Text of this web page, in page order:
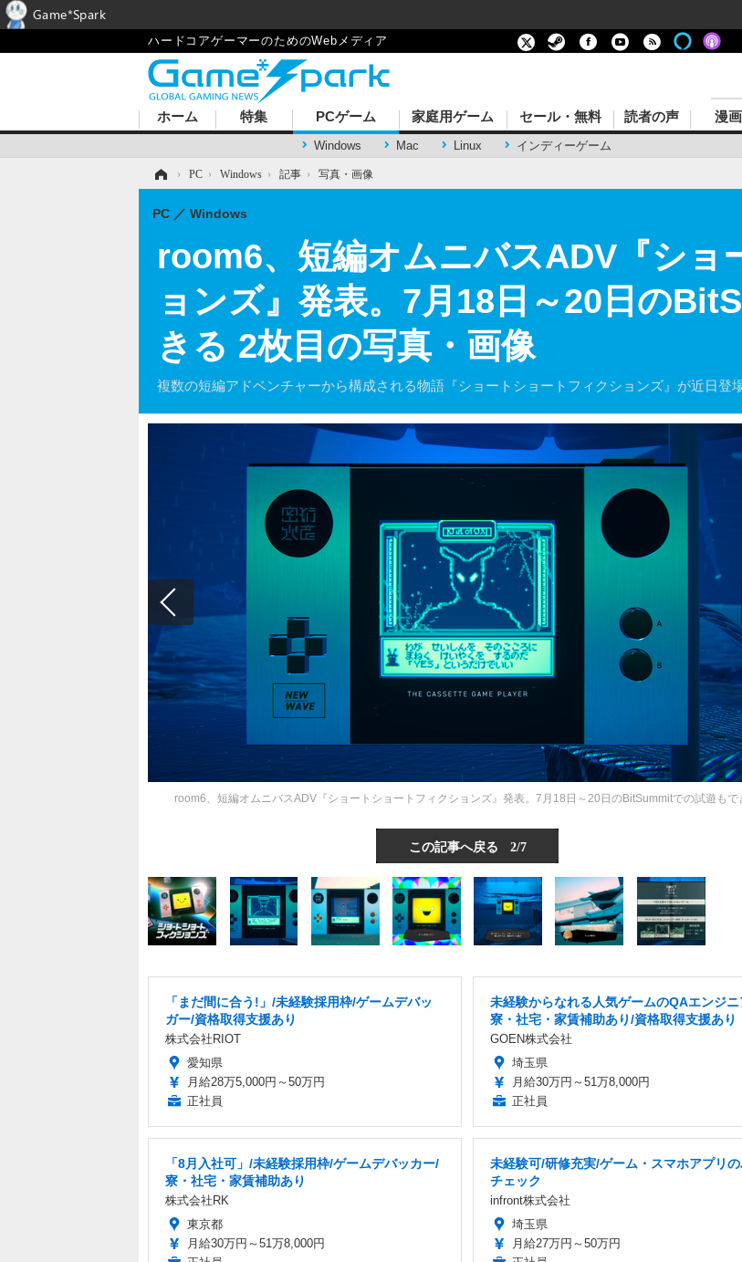
ハードコアゲーマーのためのWebメディア
ホーム 特集 PCゲーム
Windows Mac Linux インディーゲーム
家庭用ゲーム セール・無料 読者の声 漫画
› PC › Windows › 記事 › 写真・画像
room6、短編オムニバスADV『ショ
ョンズ』発表。7月18日～20日の
きる 2枚目の写真・画像
複数の短編アドベンチャーから構成される物語『ショートショートフィクションズ』が近日登
PC Windows
room6、短編オムニバスADV『ショートショートフィクションズ』発表。7月18日～20日のBitSummitでの試遊もで
この記事へ戻る 2/7
「まだ間に合う!」/未経験採用枠/ゲームデバッ
ガー/資格取得支援あり
株式会社RIOT
愛知県
月給28万5,000円～50万円
正社員
未経験からなれる人気ゲームのQAエンジニ
寮・社宅・家賃補助あり/資格取得支援あり
GOEN株式会社
埼玉県
月給30万円～51万8,000円
正社員
「8月入社可」/未経験採用枠/ゲームデバッカー/
寮・社宅・家賃補助あり
株式会社RK
東京都
月給30万円～51万8,000円
未経験可/研修充実/ゲーム・スマホアプリ
チェック
infront株式会社
埼玉県
月給27万円～50万円
Game*Spark